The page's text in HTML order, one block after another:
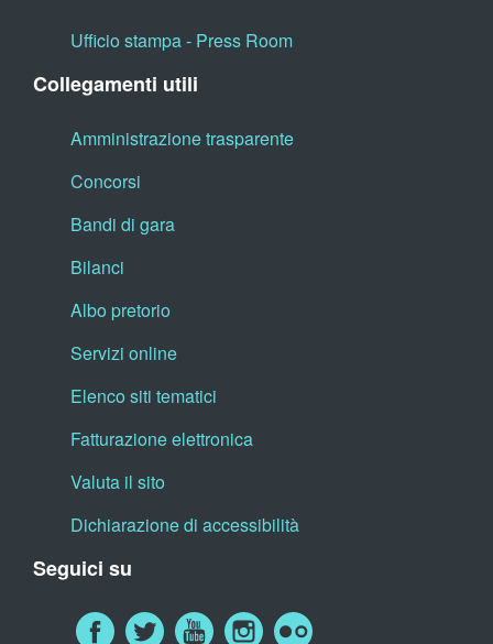
Ufficio stampa - Press Room
Collegamenti utili
Amministrazione trasparente
Concorsi
Bandi di gara
Bilanci
Albo pretorio
Servizi online
Elenco siti tematici
Fatturazione elettronica
Valuta il sito
Dichiarazione di accessibilità
Seguici su